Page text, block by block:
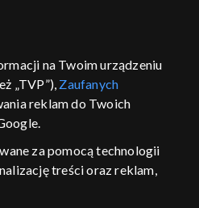
na Twoim urządzeniu
„TVP”), Zaufanych
reklam do Twoich
za pomocą technologii
treści oraz reklam,